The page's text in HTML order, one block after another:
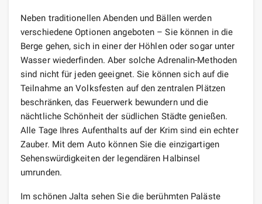
Neben traditionellen Abenden und Bällen werden
verschiedene Optionen angeboten – Sie können in die
Berge gehen, sich in einer der Höhlen oder sogar unter
Wasser wiederfinden. Aber solche Adrenalin-Methoden
sind nicht für jeden geeignet. Sie können sich auf die
Teilnahme an Volksfesten auf den zentralen Plätzen
beschränken, das Feuerwerk bewundern und die
nächtliche Schönheit der südlichen Städte genießen.
Alle Tage Ihres Aufenthalts auf der Krim sind ein echter
Zauber. Mit dem Auto können Sie die einzigartigen
Sehenswürdigkeiten der legendären Halbinsel
umrunden.
Im schönen Jalta sehen Sie die berühmten Paläste